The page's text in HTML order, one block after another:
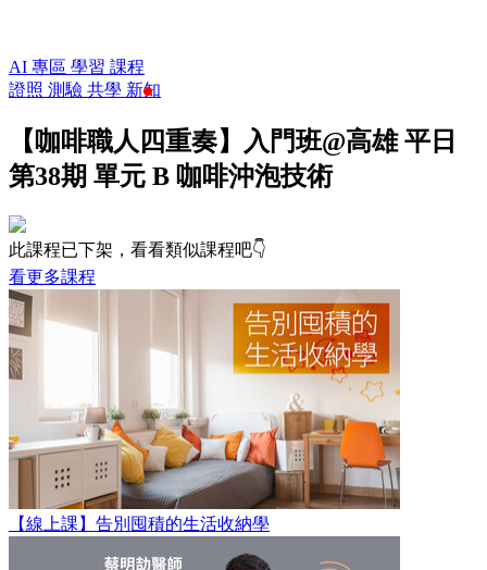
AI 專區 學習 課程
證照 測驗 共學 新知
【咖啡職人四重奏】入門班@高雄 平日
第38期 單元 B 咖啡沖泡技術
此課程已下架，看看類似課程吧👇
看更多課程
【線上課】告別囤積的生活收納學